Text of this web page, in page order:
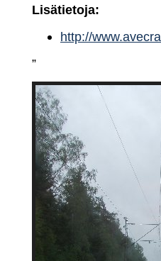
Lisätietoja:
http://
”